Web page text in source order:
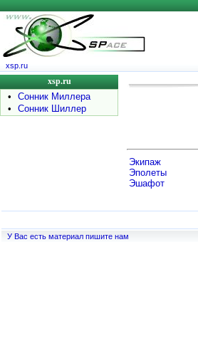
xsp.ru
xsp.ru
•
Сонник Миллера
•
Сонник Шиллер
Экипаж
Эполеты
Эшафот
У Вас есть материал пишите нам